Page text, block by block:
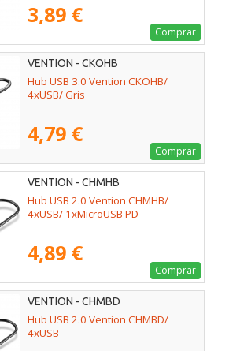
3,89 €
Comprar
VENTION - CKOHB
Hub USB 3.0 Vention CKOHB/
4xUSB/ Gris
4,79 €
Comprar
VENTION - CHMHB
Hub USB 2.0 Vention CHMHB/
4xUSB/ 1xMicroUSB PD
4,89 €
Comprar
VENTION - CHMBD
Hub USB 2.0 Vention CHMBD/
4xUSB